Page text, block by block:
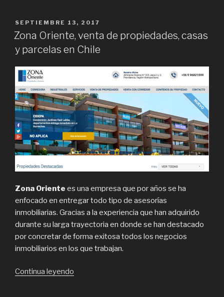
POSTED
ON
SEPTIEMBRE 13, 2017
Zona Oriente, venta de propiedades, casas
y parcelas en Chile
Zona Oriente es una empresa que por años se ha
enfocado en entregar todo tipo de asesorías
inmobiliarias. Gracias a la experiencia que han adquirido
durante su larga trayectoria en donde se han destacado
por concretar de forma exitosa todos los negocios
inmobiliarios en los que trabajan.
Continua leyendo